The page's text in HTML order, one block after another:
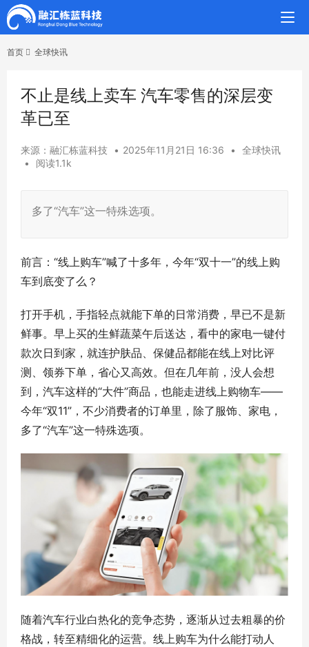
首页 全球快讯
不止是线上卖车 汽车零售的深层变
革已至
来源：融汇栋蓝科技 • 2025年11月21日 16:36 •
全球快讯
•
阅读1.1k
多了“汽车”这一特殊选项。
前言：“线上购车”喊了十多年，今年“双十一”的线上购
车到底变了么？
打开手机，手指轻点就能下单的日常消费，早已不是新
鲜事。早上买的生鲜蔬菜午后送达，看中的家电一键付
款次日到家，就连护肤品、保健品都能在线上对比评
测、领券下单，省心又高效。但在几年前，没人会想
到，汽车这样的“大件”商品，也能走进线上购物车——
今年“双11”，不少消费者的订单里，除了服饰、家电，
多了“汽车”这一特殊选项。
随着汽车行业白热化的竞争态势，逐渐从过去粗暴的价
格战，转至精细化的运营。线上购车为什么能打动人